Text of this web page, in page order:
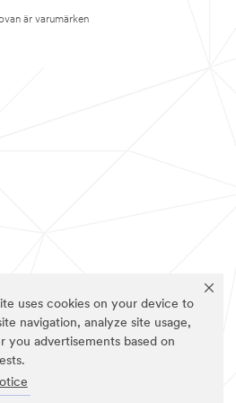
uses cookies on your device to
navigation, analyze site usage,
you advertisements based on
är varumärken